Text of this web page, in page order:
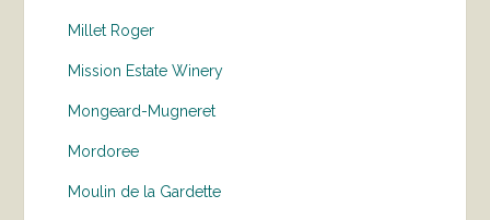
Millet Roger
Mission Estate Winery
Mongeard-Mugneret
Mordoree
Moulin de la Gardette